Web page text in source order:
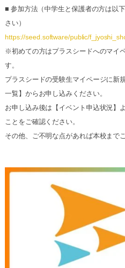
■ 参加方法（中学生と保護者の方は以
さい）
https://seed.software/public/
※初めての方はプラスシードへのマイ
す。
プラスシードの受験生マイページに新
一覧】からお申し込みください。
お申し込み後は【イベント申込状況】
ことをご確認ください。
その他、ご不明な点があれば本校まで